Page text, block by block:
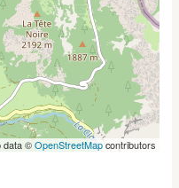
data ©OpenStreetMapcontributors